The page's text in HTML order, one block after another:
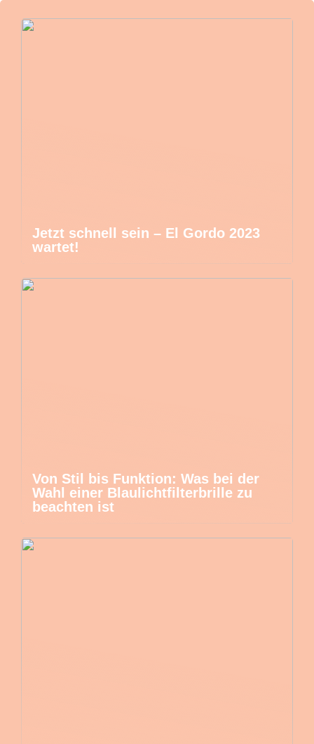
Jetzt schnell sein – El Gordo 2023
wartet!
Von Stil bis Funktion: Was bei der
Wahl einer Blaulichtfilterbrille zu
beachten ist